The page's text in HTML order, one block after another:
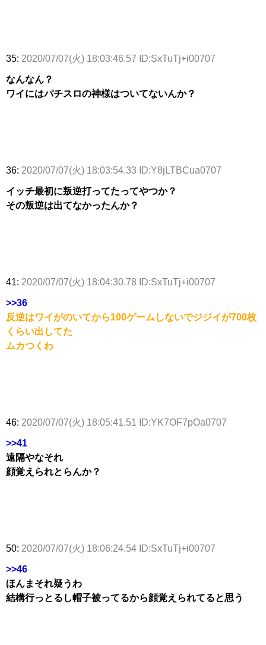
35: 2020/07/07(火) 18:03:46.57 ID:SxTuTj+i00707
なんなん？
ワイにはパチスロの神様はついてないんか？
36: 2020/07/07(火) 18:03:54.33 ID:Y8jLTBCua0707
イッチ最初に叛逆打ってたってやつか？
その叛逆は出てなかったんか？
41: 2020/07/07(火) 18:04:30.78 ID:SxTuTj+i00707
>>36
反逆はワイがのいてから100ゲームしないでジジイが700枚
くらい出してた
ムカつくわ
46: 2020/07/07(火) 18:05:41.51 ID:YK7OF7pOa0707
>>41
遠隔やなそれ
顔覚えられとらんか？
50: 2020/07/07(火) 18:06:24.54 ID:SxTuTj+i00707
>>46
ほんまそれ疑うわ
結構行っとるし帽子被ってるから顔覚えられてると思う